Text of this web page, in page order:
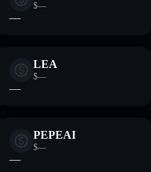
$—
—
LEA
$—
—
PEPEAI
$—
—